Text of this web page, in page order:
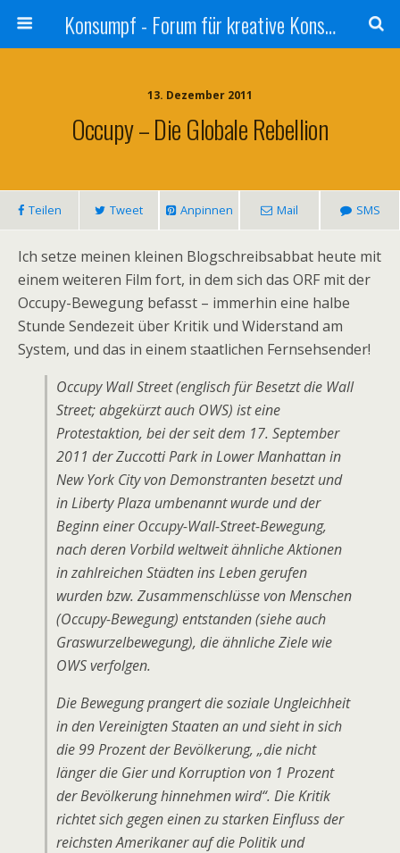
Konsumpf - Forum für kreative Konsumkritik - Culture Jamming, Nachhaltigkeit, Konzernkritik, Adbusting
13. Dezember 2011
Occupy – Die Globale Rebellion
Teilen Tweet Anpinnen Mail SMS
Ich setze meinen kleinen Blogschreibsabbat heute mit
einem weiteren Film fort, in dem sich das ORF mit der
Occupy-Bewegung befasst – immerhin eine halbe
Stunde Sendezeit über Kritik und Widerstand am
System, und das in einem staatlichen Fernsehsender!
Occupy Wall Street (englisch für Besetzt die Wall
Street; abgekürzt auch OWS) ist eine
Protestaktion, bei der seit dem 17. September
2011 der Zuccotti Park in Lower Manhattan in
New York City von Demonstranten besetzt und
in Liberty Plaza umbenannt wurde und der
Beginn einer Occupy-Wall-Street-Bewegung,
nach deren Vorbild weltweit ähnliche Aktionen
in zahlreichen Städten ins Leben gerufen
wurden bzw. Zusammenschlüsse von Menschen
(Occupy-Bewegung) entstanden (siehe auch
Graswurzelbewegung), die ähnliche Ziele wie
OWS verfolgen.
Die Bewegung prangert die soziale Ungleichheit
in den Vereinigten Staaten an und sieht in sich
die 99 Prozent der Bevölkerung, „die nicht
länger die Gier und Korruption von 1 Prozent
der Bevölkerung hinnehmen wird“. Die Kritik
richtet sich gegen einen zu starken Einfluss der
reichsten Amerikaner auf die Politik und